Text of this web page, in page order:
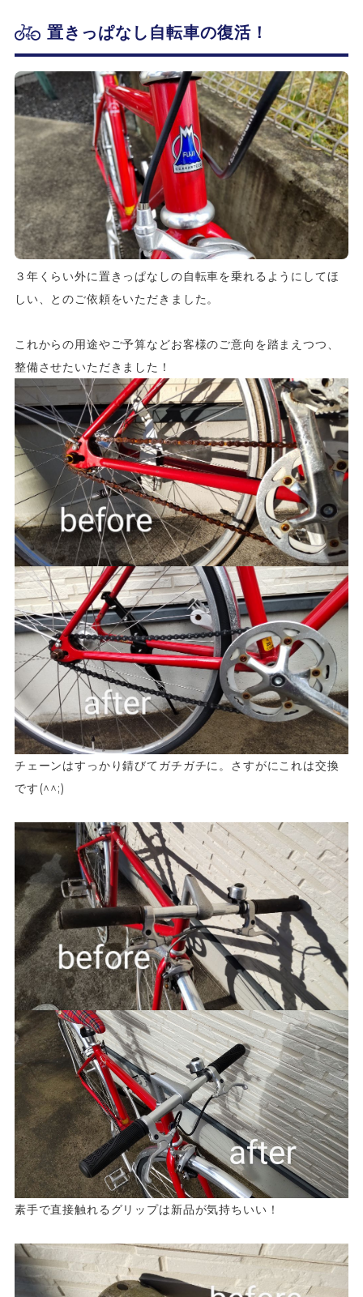
置きっぱなし自転車の復活！
３年くらい外に置きっぱなしの自転車を乗れるようにしてほ
しい、とのご依頼をいただきました。
これからの用途やご予算などお客様のご意向を踏まえつつ、
整備させたいただきました！
チェーンはすっかり錆びてガチガチに。さすがにこれは交換
です(^^;)
素手で直接触れるグリップは新品が気持ちいい！